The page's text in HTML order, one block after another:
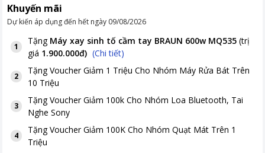
Khuyến mãi
Dự kiến áp dụng đến hết ngày 09/08/2026
1
Tặng Máy xay sinh tố cầm tay BRAUN 600w MQ535(trị
giá 1.900.000đ) (Chi tiết)
2
TặngVoucher Giảm 1 Triệu Cho Nhóm Máy Rửa Bát Trên
10 Triệu
3
TặngVoucher Giảm 100k Cho Nhóm Loa Bluetooth, Tai
Nghe Sony
4
TặngVoucher Giảm 100K Cho Nhóm Quạt Mát Trên 1
Triệu